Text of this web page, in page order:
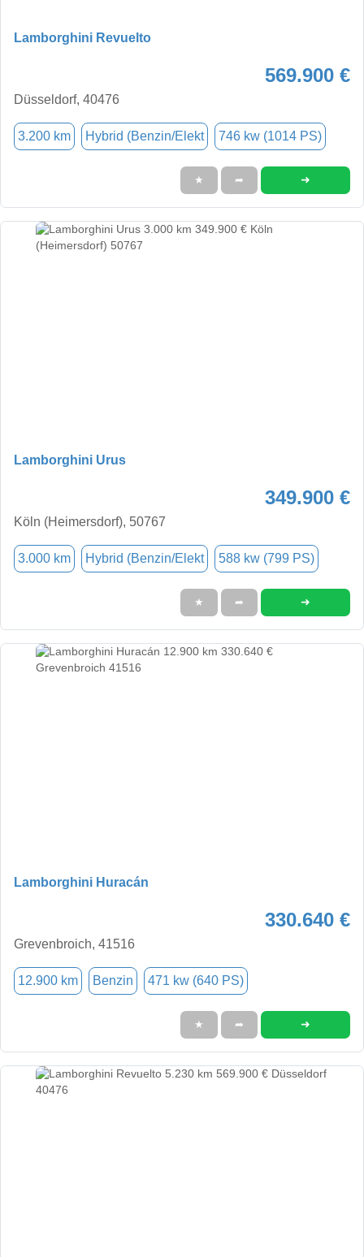
Lamborghini Revuelto
569.900 €
Düsseldorf, 40476
3.200 km Hybrid (Benzin/Elekt 746 kw (1014 PS)
★ ➦ ➜
Lamborghini Urus
349.900 €
Köln (Heimersdorf), 50767
3.000 km Hybrid (Benzin/Elekt 588 kw (799 PS)
★ ➦ ➜
Lamborghini Huracán
330.640 €
Grevenbroich, 41516
12.900 km Benzin 471 kw (640 PS)
★ ➦ ➜